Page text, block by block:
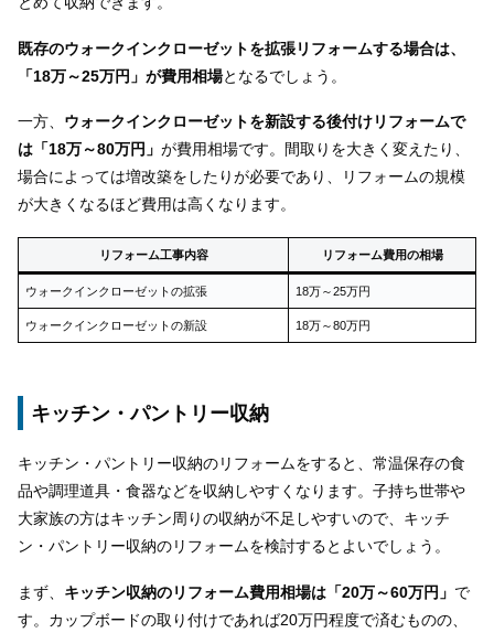
既存のウォークインクローゼットを拡張リフォームする場合は、
「18万～25万円」が費用相場となるでしょう。
一方、 ウォークインクローゼットを新設する後付けリフォームで
は「18万～80万円」 が費用相場です。間取りを大きく変えたり、
場合によっては増改築をしたりが必要であり、リフォームの規模
が大きくなるほど費用は高くなります。
リフォーム工事内容 リフォーム費用の相場
ウォークインクローゼットの拡張 18万～25万円
ウォークインクローゼットの新設 18万～80万円
キッチン・パントリー収納
キッチン・パントリー収納のリフォームをすると、常温保存の食
品や調理道具・食器などを収納しやすくなります。子持ち世帯や
大家族の方はキッチン周りの収納が不足しやすいので、キッチ
ン・パントリー収納のリフォームを検討するとよいでしょう。
まず、 キッチン収納のリフォーム費用相場は「20万～60万円」 で
す。カップボードの取り付けであれば20万円程度で済むものの、